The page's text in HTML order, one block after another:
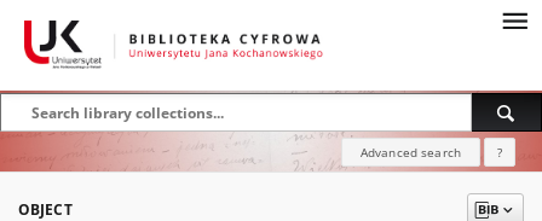
Advanced search ?
OBJECT